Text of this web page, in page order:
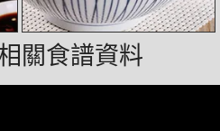
關食譜資料